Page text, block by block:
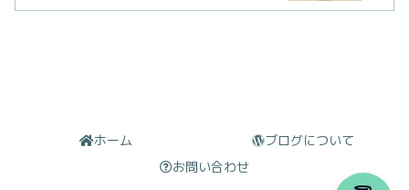
ホーム
ブログについて
お問い合わせ